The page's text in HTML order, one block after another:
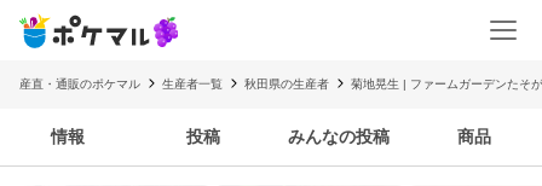
産直・通販のポケマル 生産者一覧 秋田県の生産者 菊地晃生 | ファームガーデンたそ
情報 投稿 みんなの投稿 商品